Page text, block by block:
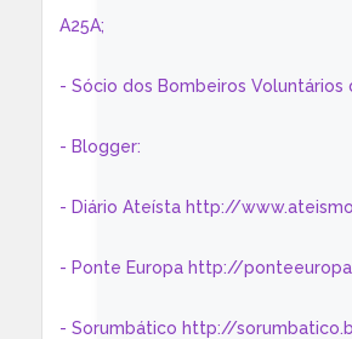
A25A;
- Sócio dos Bombeiros Voluntários
- Blogger:
- Diário Ateísta http://
- Ponte Europa http://
- Sorumbático http://